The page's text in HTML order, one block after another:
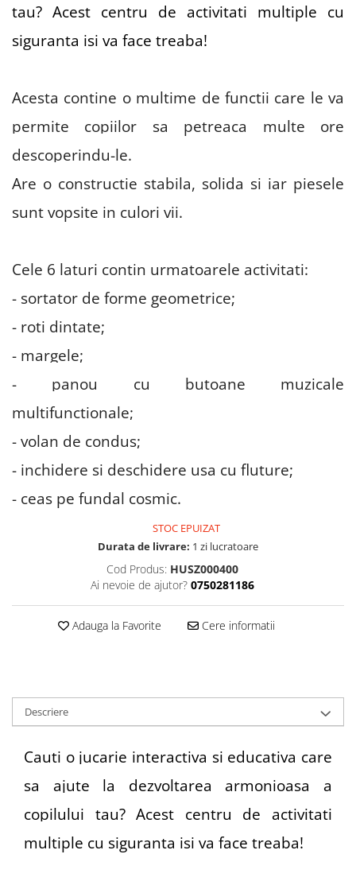
tau? Acest centru de activitati multiple cu
siguranta isi va face treaba!
Acesta contine o multime de functii care le va
permite copiilor sa petreaca multe ore
descoperindu-le.
Are o constructie stabila, solida si iar piesele
sunt vopsite in culori vii.
Cele 6 laturi contin urmatoarele activitati:
- sortator de forme geometrice;
- roti dintate;
- margele;
- panou cu butoane muzicale
multifunctionale;
- volan de condus;
- inchidere si deschidere usa cu fluture;
- ceas pe fundal cosmic.
STOC EPUIZAT
Durata de livrare: 1 zi lucratoare
Cod Produs: HUSZ000400
Ai nevoie de ajutor? 0750281186
Adauga la Favorite Cere informatii
Descriere
Cauti o jucarie interactiva si educativa care
sa ajute la dezvoltarea armonioasa a
copilului tau? Acest centru de activitati
multiple cu siguranta isi va face treaba!